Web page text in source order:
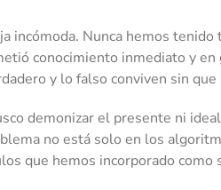
incómoda. Nunca hemos
conocimiento inmediato y
y lo falso conviven sin
demonizar el presente ni
no está solo en los
que hemos incorporado como